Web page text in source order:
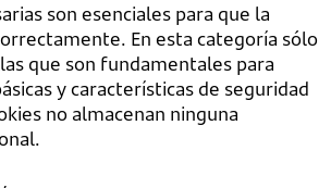
son esenciales para que la
En esta categoría sólo
que son fundamentales para
y características de seguridad
no almacenan ninguna